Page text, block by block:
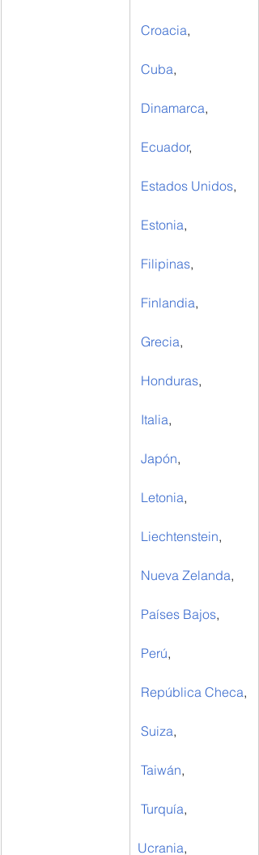
Croacia,
Cuba,
Dinamarca,
Ecuador,
Estados Unidos,
Estonia,
Filipinas,
Finlandia,
Grecia,
Honduras,
Italia,
Japón,
Letonia,
Liechtenstein,
Nueva Zelanda,
Países Bajos,
Perú,
República Checa,
Suiza,
Taiwán,
Turquía,
Ucrania,